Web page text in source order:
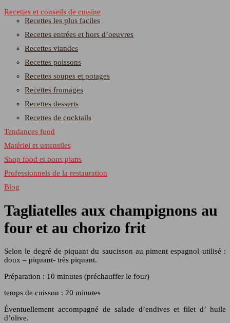
Recettes et conseils de cuisine
Recettes les plus faciles
Recettes entrées et hors d’oeuvres
Recettes viandes
Recettes poissons
Recettes soupes et potages
Recettes fromages
Recettes desserts
Recettes de cocktails
Tendances food
Matériel et ustensiles
Shop food et bons plans
Professionnels de la restauration
Blog
Tagliatelles aux champignons au
four et au chorizo frit
Selon le degré de piquant du saucisson au piment espagnol utilisé :
doux – piquant- très piquant.
Préparation : 10 minutes (préchauffer le four)
temps de cuisson : 20 minutes
Éventuellement accompagné de salade d’endives et filet d’ huile
d’olive.